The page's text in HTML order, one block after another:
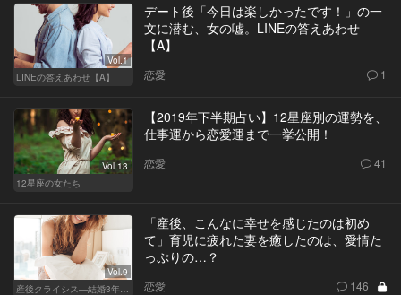
Vol.1
LINEの答えあわせ【A】
デート後「今日は楽しかったです！」の一
文に潜む、女の嘘。LINEの答えあわせ
【A】
恋愛 1
Vol.13
12星座の女たち
【2019年下半期占い】12星座別の運勢を、
仕事運から恋愛運まで一挙公開！
恋愛 41
Vol.9
「産後、こんなに幸せを感じたのは初め
て」育児に疲れた妻を癒したのは、愛情た
っぷりの…？
恋愛 146